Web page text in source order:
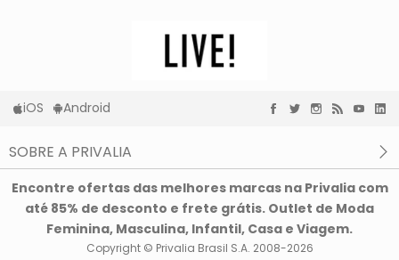
iOS Android
SOBRE A PRIVALIA
Privacidade e Cookies
Condições de uso
Encontre ofertas das melhores marcas na Privalia com
até 85% de desconto e frete grátis. Outlet de Moda
Feminina, Masculina, Infantil, Casa e Viagem.
Copyright © Privalia Brasil S.A. 2008-2026